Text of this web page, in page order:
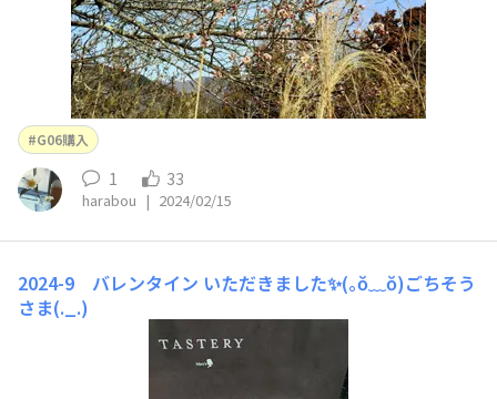
G06購入
1 33
harabou | 2024/02/15
2024-9 バレンタイン いただきました✨(｡ŏ﹏ŏ)ごちそう
さま(._.)